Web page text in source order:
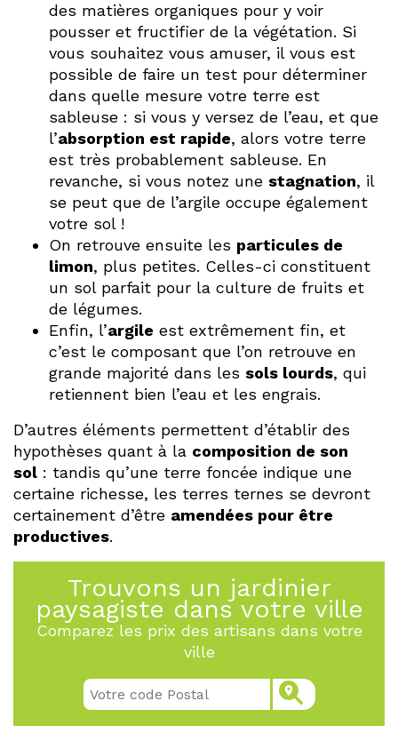
des matières organiques pour y voir
pousser et fructifier de la végétation. Si
vous souhaitez vous amuser, il vous est
possible de faire un test pour déterminer
dans quelle mesure votre terre est
sableuse : si vous y versez de l’eau, et que
l’absorption est rapide, alors votre terre
est très probablement sableuse. En
revanche, si vous notez une stagnation, il
se peut que de l’argile occupe également
votre sol !
On retrouve ensuite les particules de
limon, plus petites. Celles-ci constituent
un sol parfait pour la culture de fruits et
de légumes.
Enfin, l’argile est extrêmement fin, et
c’est le composant que l’on retrouve en
grande majorité dans les sols lourds, qui
retiennent bien l’eau et les engrais.
D’autres éléments permettent d’établir des
hypothèses quant à la composition de son
sol : tandis qu’une terre foncée indique une
certaine richesse, les terres ternes se devront
certainement d’être amendées pour être
productives.
Trouvons un jardinier
paysagiste dans votre ville
Comparez les prix des artisans dans votre
ville